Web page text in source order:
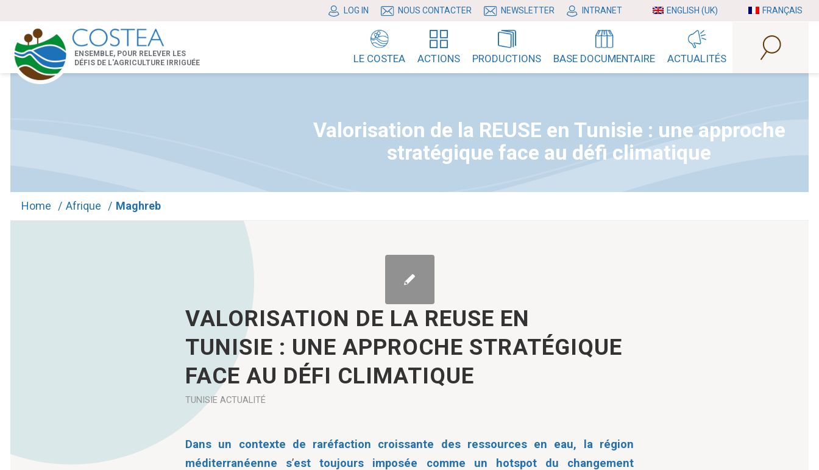
LOG IN NOUS CONTACTER NEWSLETTER INTRANET ENGLISH (UK) FRANÇAIS
ENSEMBLE, POUR RELEVER LES
DÉFIS DE L'AGRICULTURE IRRIGUÉE
LE COSTEA ACTIONS PRODUCTIONS BASE DOCUMENTAIRE ACTUALITÉS
Valorisation de la REUSE en Tunisie : une approche
stratégique face au défi climatique
Home / Afrique / Maghreb
VALORISATION DE LA REUSE EN
TUNISIE : UNE APPROCHE STRATÉGIQUE
FACE AU DÉFI CLIMATIQUE
TUNISIE ACTUALITÉ
Dans un contexte de raréfaction croissante des ressources en eau, la région
méditerranéenne s’est toujours imposée comme un hotspot du changement